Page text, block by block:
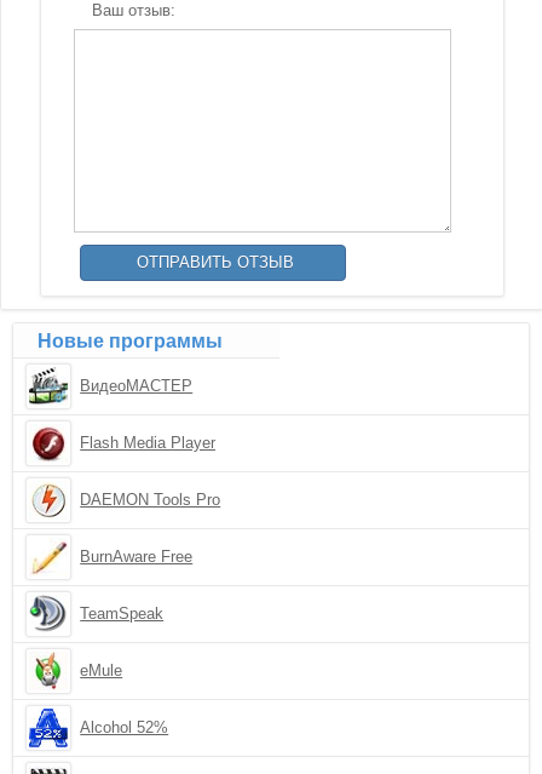
Ваш отзыв:
Новые программы
ВидеоМАСТЕР
Flash Media Player
DAEMON Tools Pro
BurnAware Free
TeamSpeak
eMule
Alcohol 52%